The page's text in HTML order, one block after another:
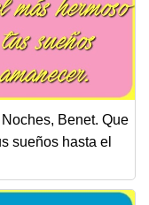
Benet. Que
sueños hasta el